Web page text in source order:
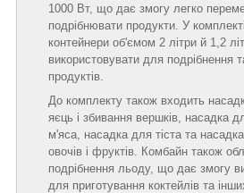
1000 Вт, що дає змогу легко
подрібнювати продукти. У
контейнери об'ємом 2 літри й 1,2
використовувати для подрібнення
продуктів.
До комплекту також входить
яєць і збивання вершків, насадка
м'яса, насадка для тіста та
овочів і фруктів. Комбайн також
подрібнення льоду, що дає змогу
для приготування коктейлів та